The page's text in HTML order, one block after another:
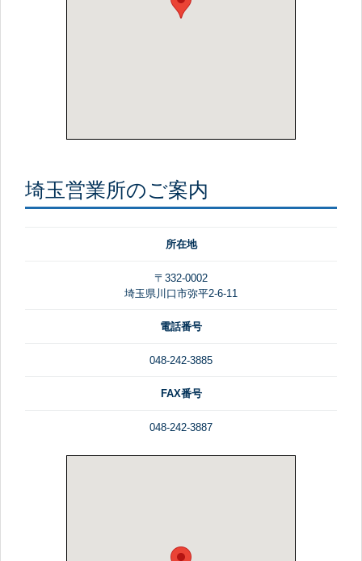
埼玉営業所のご案内
所在地
〒332-0002
埼玉県川口市弥平2-6-11
電話番号
048-242-3885
FAX番号
048-242-3887